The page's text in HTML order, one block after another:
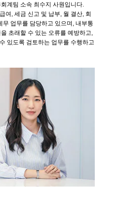
계팀 소속 최수지 사원입니다.
여, 세금 신고 및 납부, 월 결산, 회
무 업무를 담당하고 있으며, 내부통
초래할 수 있는 오류를 예방하고,
있도록 검토하는 업무를 수행하고